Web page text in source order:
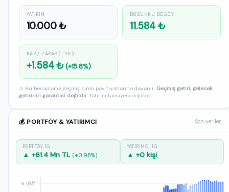
YATIRIM
10.000 ₺
BUGÜNKÜ DEĞER
11.584 ₺
KÂR / ZARAR (1 YIL)
+1.584 ₺(+15.8%)
⚠️ Bu hesaplama geçmiş birim pay fiyatlarına dayanır. Geçmiş getiri, gelecek
getirinin garantisi değildir. Yatırım tavsiyesi değildir.
💰 PORTFÖY & YATIRIMCI Son veriler
PORTFÖY 1G
▲ +61.4 Mn TL (+0.98%)
YATIRIMCI 1G
▲ +0 kişi